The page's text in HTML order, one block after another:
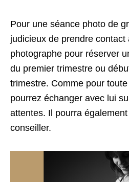
Pour une séance photo de
judicieux de prendre contact
photographe pour réserver
du premier trimestre ou
trimestre. Comme pour
pourrez échanger avec lui
attentes. Il pourra
conseiller.